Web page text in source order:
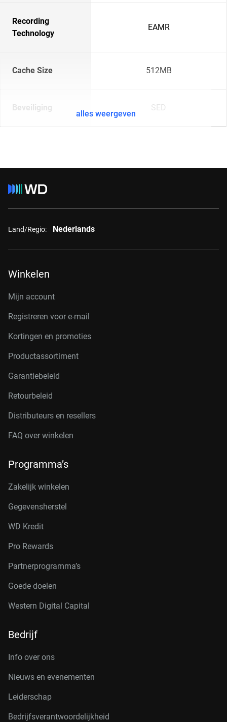
Recording
Technology
EAMR
Cache Size 512MB
Beveiliging SED
alles weergeven
Land/Regio: Nederlands
Winkelen
Mijn account
Registreren voor e-mail
Kortingen en promoties
Productassortiment
Garantiebeleid
Retourbeleid
Distributeurs en resellers
FAQ over winkelen
Programma’s
Zakelijk winkelen
Gegevensherstel
WD Kredit
Pro Rewards
Partnerprogramma’s
Goede doelen
Western Digital Capital
Bedrijf
Info over ons
Nieuws en evenementen
Leiderschap
Bedrijfsverantwoordelijkheid